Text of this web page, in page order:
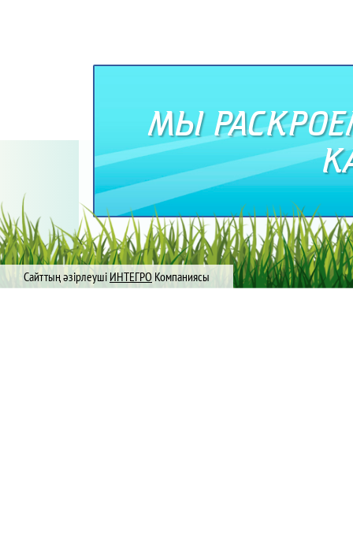
МЫ
Сайттың әзірлеуші ИНТЕГРО Компаниясы